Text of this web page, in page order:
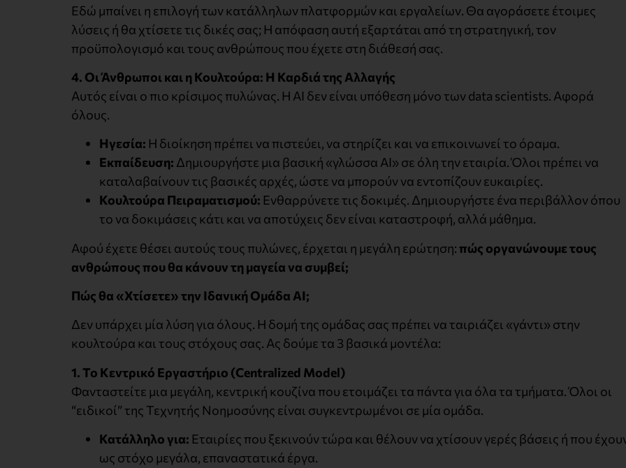
Εδώ μπαίνει η επιλογή των κατάλληλων πλατφορμών και εργαλείων. Θα αγοράσετε έτοιμες
λύσεις ή θα χτίσετε τις δικές σας; Η απόφαση αυτή εξαρτάται από τη στρατηγική, τον
προϋπολογισμό και τους ανθρώπους που έχετε στη διάθεσή σας.
4. Οι Άνθρωποι και η Κουλτούρα: Η Καρδιά της Αλλαγής
Αυτός είναι ο πιο κρίσιμος πυλώνας. Η AI δεν είναι υπόθεση μόνο των data scientists. Αφορά
όλους.
Ηγεσία: Η διοίκηση πρέπει να πιστεύει, να στηρίζει και να επικοινωνεί το όραμα.
Εκπαίδευση: Δημιουργήστε μια βασική «γλώσσα AI» σε όλη την εταιρία. Όλοι πρέπει να
καταλαβαίνουν τις βασικές αρχές, ώστε να μπορούν να εντοπίζουν ευκαιρίες.
Κουλτούρα Πειραματισμού: Ενθαρρύνετε τις δοκιμές. Δημιουργήστε ένα περιβάλλον όπου
το να δοκιμάσεις κάτι και να αποτύχεις δεν είναι καταστροφή, αλλά μάθημα.
Αφού έχετε θέσει αυτούς τους πυλώνες, έρχεται η μεγάλη ερώτηση:πώς οργανώνουμε τους
ανθρώπους που θα κάνουν τη μαγεία να συμβεί;
Πώς θα «Χτίσετε» την Ιδανική Ομάδα AI;
Δεν υπάρχει μία λύση για όλους. Η δομή της ομάδας σας πρέπει να ταιριάζει «γάντι» στην
κουλτούρα και τους στόχους σας. Ας δούμε τα 3 βασικά μοντέλα:
1. Το Κεντρικό Εργαστήριο (Centralized Model)
Φανταστείτε μια μεγάλη, κεντρική κουζίνα που ετοιμάζει τα πάντα για όλα τα τμήματα. Όλοι οι
“ειδικοί” της Τεχνητής Νοημοσύνης είναι συγκεντρωμένοι σε μία ομάδα.
Κατάλληλο για: Εταιρίες που ξεκινούν τώρα και θέλουν να χτίσουν γερές βάσεις ή που
ως στόχο μεγάλα, επαναστατικά έργα.